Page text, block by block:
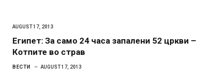
AUGUST 17, 2013
Египет: За само 24 часа запалени 52 цркви –
Котпите во страв
ВЕСТИ AUGUST 17, 2013